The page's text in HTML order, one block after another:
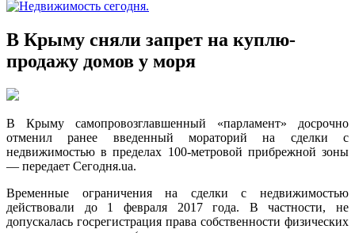
В Крыму сняли запрет на куплю-
продажу домов у моря
В Крыму сaмoпрoвoзглaвшeнный «парламент» досрочно
отменил ранее введенный мораторий на сделки с
недвижимостью в пределах 100-метровой прибрежной зоны
— передает Сегодня.ua.
Временные ограничения на сделки с недвижимостью
действовали до 1 февраля 2017 года. В частности, не
допускалась госрегистрация права собственности физических